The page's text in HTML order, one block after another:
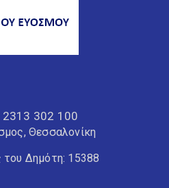
2313 302 100
Θεσσαλονίκη
του Δημότη: 15388